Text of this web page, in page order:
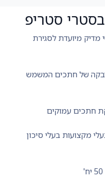
סטריפ
מדיק מיועדת לסגירת
של חתכים המשמש
חתכים עמוקים
מקצועות בעלי סיכון